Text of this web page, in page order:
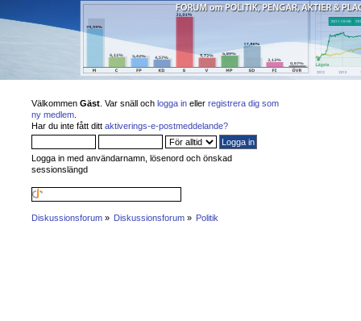
Välkommen Gäst. Var snäll och logga ineller registrera dig som
ny medlem.
Har du inte fått ditt aktiverings-e-postmeddelande?
Logga in med användarnamn, lösenord och önskad
sessionslängd
Diskussionsforum» Diskussionsforum» Politik